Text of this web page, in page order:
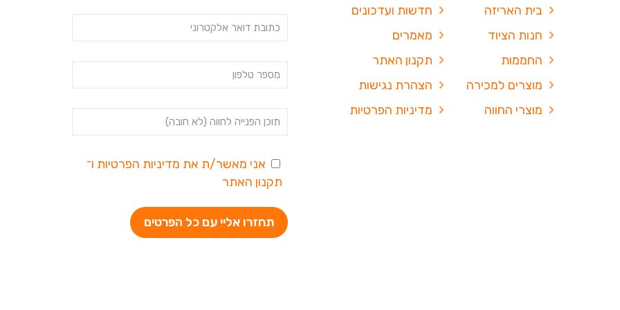
חדשות ועדכונים
מאמרים
תקנון האתר
הצהרת נגישות
מדיניות הפרטיות
בית האריזה
חנות הציוד
החממות
מוצרים למכירה
מוצרי החווה
אני מאשר/ת את מדיניות הפרטיות ו־
תקנון האתר